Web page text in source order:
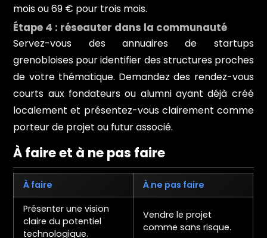
mois ou 69 € pour trois mois.
Étape 4 : réseauter dans la communauté
Servez-vous des annuaires de startups
grenobloises pour identifier des structures proches
de votre thématique. Demandez des rendez-vous
courts aux fondateurs ou alumni ayant déjà créé
localement et présentez-vous clairement comme
porteur de projet ou futur associé.
À faire et à ne pas faire
À faire
À ne pas faire
Présenter une vision
claire du potentiel
technologique.
Vendre le projet
comme sans risque.